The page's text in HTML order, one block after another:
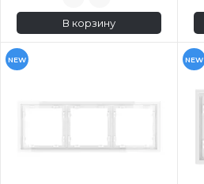
В корзину
NEW NEW